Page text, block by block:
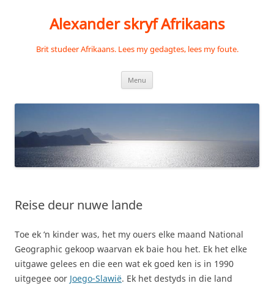
Alexander skryf Afrikaans
Brit studeer Afrikaans. Lees my gedagtes, lees my foute.
Menu
Reise deur nuwe lande
Toe ek ‘n kinder was, het my ouers elke maand National
Geographic gekoop waarvan ek baie hou het. Ek het elke
uitgawe gelees en die een wat ek goed ken is in 1990
uitgegee oor Joego-Slawië. Ek het destyds in die land